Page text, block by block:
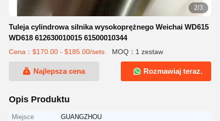
2/3
Tuleja cylindrowa silnika wysokoprężnego Weichai WD615
WD618 612630010015 61500010344
Cena：$170.00 - $185.00/sets MOQ：1 zestaw
Najlepsza cena Rozmawiaj teraz.
Opis Produktu
Miejsce
GUANGZHOU